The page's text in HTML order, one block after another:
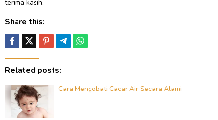
terima kasih.
Share this:
Related posts:
Cara Mengobati Cacar Air Secara Alami